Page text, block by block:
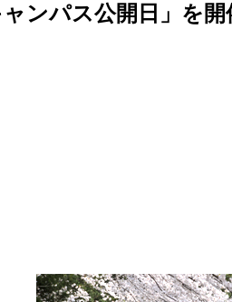
ンパス公開日」を開